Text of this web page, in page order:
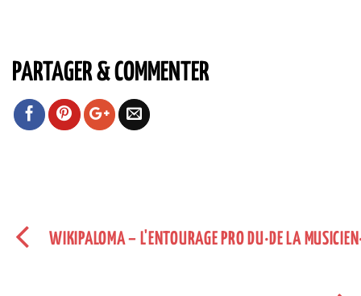
PARTAGER & COMMENTER
WIKIPALOMA – L'ENTOURAGE PRO DU·DE LA